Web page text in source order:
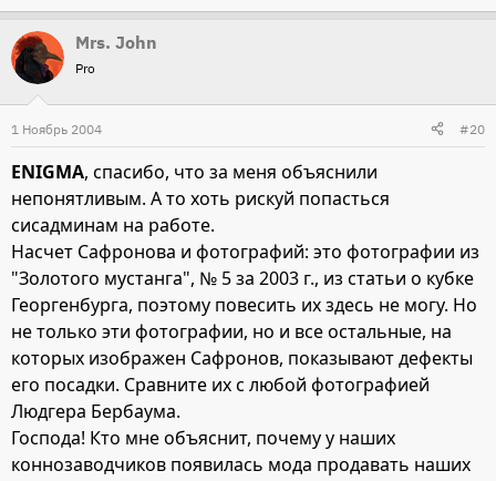
Mrs. John
Pro
1 Ноябрь 2004 #20
ENIGMA, спасибо, что за меня объяснили
непонятливым. А то хоть рискуй попасться
сисадминам на работе.
Насчет Сафронова и фотографий: это фотографии из
"Золотого мустанга", № 5 за 2003 г., из статьи о кубке
Георгенбурга, поэтому повесить их здесь не могу. Но
не только эти фотографии, но и все остальные, на
которых изображен Сафронов, показывают дефекты
его посадки. Сравните их с любой фотографией
Людгера Бербаума.
Господа! Кто мне объяснит, почему у наших
коннозаводчиков появилась мода продавать наших